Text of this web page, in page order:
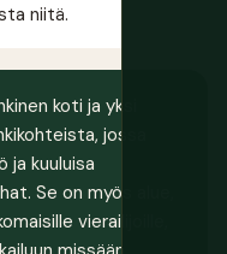
niitä.
koti ja yksi
jossa
ja kuuluisa
Se on myös alue,
vierailijoille,